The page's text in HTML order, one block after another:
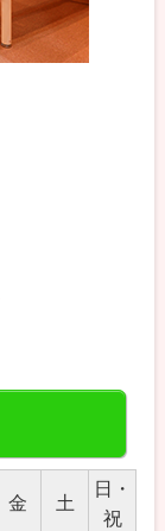
金 土
日・
祝